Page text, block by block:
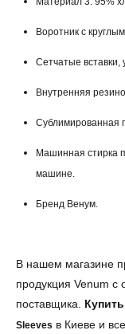
Воротник с
Сетчатые
Внутренняя
Сублимированная
Машинная стирка
машине.
Бренд Венум.
В нашем магазине
продукция Venum с
поставщика.
Sleeves в Киеве и